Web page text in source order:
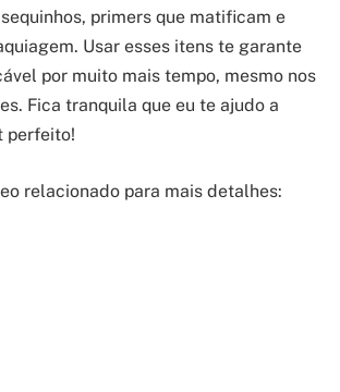
primers que matificam e
Usar esses itens te garante
por muito mais tempo, mesmo nos
Fica tranquila que eu te ajudo a
perfeito!
relacionado para mais detalhes: